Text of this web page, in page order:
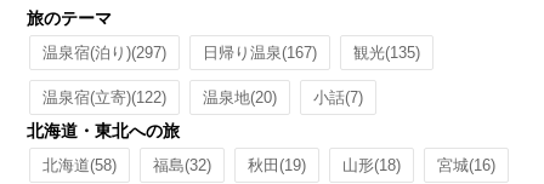
旅のテーマ
温泉宿(泊り)(297) 日帰り温泉(167) 観光(135)
温泉宿(立寄)(122) 温泉地(20) 小話(7)
北海道・東北への旅
北海道(58) 福島(32) 秋田(19) 山形(18) 宮城(16)